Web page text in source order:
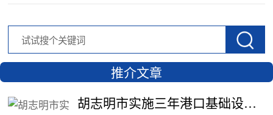
推介文章
胡志明市实施三年港口基础设施费全免政